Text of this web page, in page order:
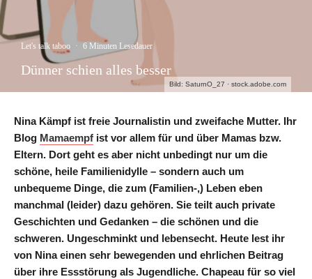
Bild: SaturnO_27 · stock.adobe.com
Let's talk taboo · 6 Minuten Lesedauer
Dünner schien alles besser
Nina Kämpf ist freie Journalistin und zweifache Mutter. Ihr
Blog Mamaempf ist vor allem für und über Mamas bzw.
Eltern. Dort geht es aber nicht unbedingt nur um die
schöne, heile Familienidylle – sondern auch um
unbequeme Dinge, die zum (Familien-,) Leben eben
manchmal (leider) dazu gehören. Sie teilt auch private
Geschichten und Gedanken – die schönen und die
schweren. Ungeschminkt und lebensecht. Heute lest ihr
von Nina einen sehr bewegenden und ehrlichen Beitrag
über ihre Essstörung als Jugendliche. Chapeau für so viel